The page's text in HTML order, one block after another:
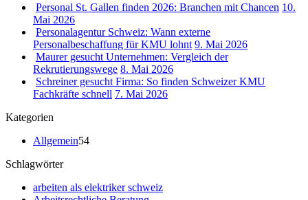
Personal St. Gallen finden 2026: Branchen mit Chancen 10.
Mai 2026
Personalagentur Schweiz: Wann externe
Personalbeschaffung für KMU lohnt 9. Mai 2026
Maurer gesucht Unternehmen: Vergleich der
Rekrutierungswege 8. Mai 2026
Schreiner gesucht Firma: So finden Schweizer KMU
Fachkräfte schnell 7. Mai 2026
Kategorien
Allgemein54
Schlagwörter
arbeiten als elektriker schweiz